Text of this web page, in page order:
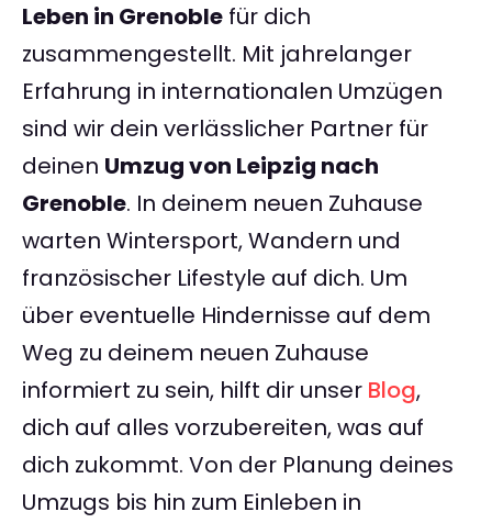
Leben in Grenoble für dich
zusammengestellt. Mit jahrelanger
Erfahrung in internationalen Umzügen
sind wir dein verlässlicher Partner für
deinen Umzug von Leipzig nach
Grenoble. In deinem neuen Zuhause
warten Wintersport, Wandern und
französischer Lifestyle auf dich. Um
über eventuelle Hindernisse auf dem
Weg zu deinem neuen Zuhause
informiert zu sein, hilft dir unser Blog,
dich auf alles vorzubereiten, was auf
dich zukommt. Von der Planung deines
Umzugs bis hin zum Einleben in